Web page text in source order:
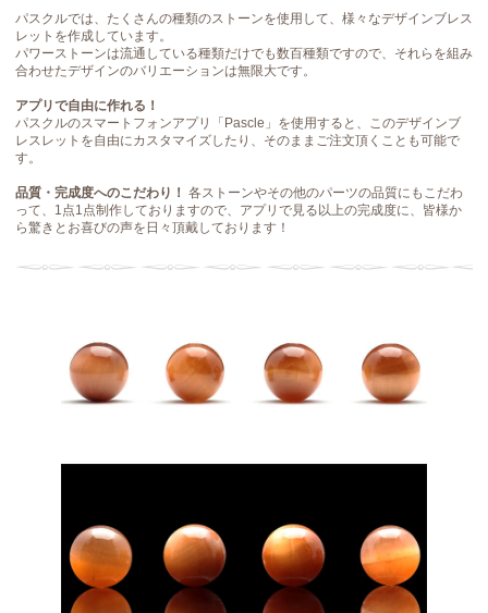
パスクルでは、たくさんの種類のストーンを使用して、様々なデザインブレス
レットを作成しています。
パワーストーンは流通している種類だけでも数百種類ですので、それらを組み
合わせたデザインのバリエーションは無限大です。
アプリで自由に作れる！
パスクルのスマートフォンアプリ「Pascle」を使用すると、このデザインブ
レスレットを自由にカスタマイズしたり、そのままご注文頂くことも可能で
す。
品質・完成度へのこだわり！ 各ストーンやその他のパーツの品質にもこだわ
って、1点1点制作しておりますので、アプリで見る以上の完成度に、皆様か
ら驚きとお喜びの声を日々頂戴しております！